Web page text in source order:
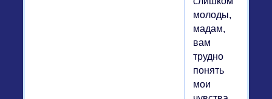
молоды,
мадам,
вам
трудно
понять
мои